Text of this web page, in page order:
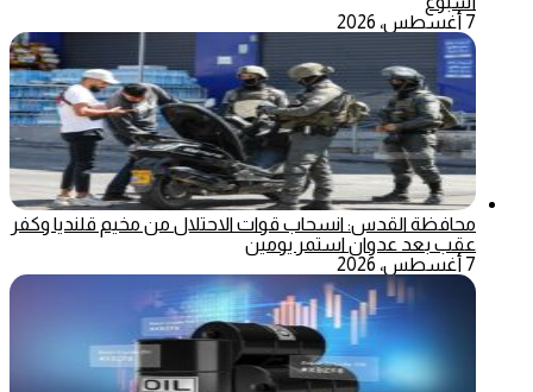
7 أغسطس، 2026
محافظة القدس: انسحاب قوات الاحتلال من مخيم قلنديا وكفر
عقب بعد عدوان استمر يومين
7 أغسطس، 2026